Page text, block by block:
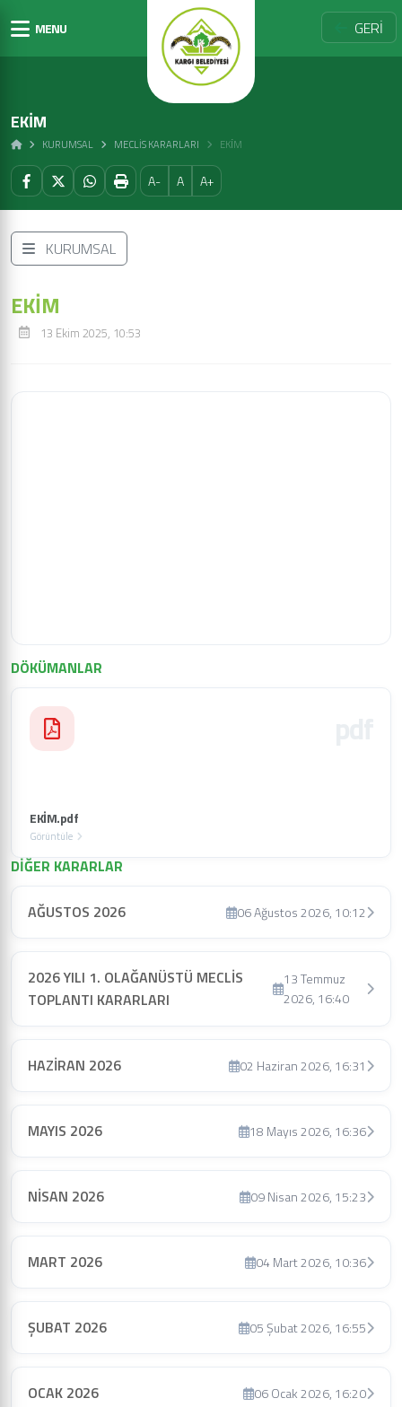
MENU
EKİM
KURUMSAL MECLIS KARARLARI EKİM
A- A A+
GERİ
KURUMSAL
EKİM
13 Ekim 2025, 10:53
DÖKÜMANLAR
EKİM.pdf
Görüntüle
DİĞER KARARLAR
AĞUSTOS 2026 06 Ağustos 2026, 10:12
2026 YILI 1. OLAĞANÜSTÜ MECLİS
TOPLANTI KARARLARI
13 Temmuz
2026, 16:40
HAZİRAN 2026 02 Haziran 2026, 16:31
MAYIS 2026 18 Mayıs 2026, 16:36
NİSAN 2026 09 Nisan 2026, 15:23
MART 2026 04 Mart 2026, 10:36
ŞUBAT 2026 05 Şubat 2026, 16:55
OCAK 2026 06 Ocak 2026, 16:20